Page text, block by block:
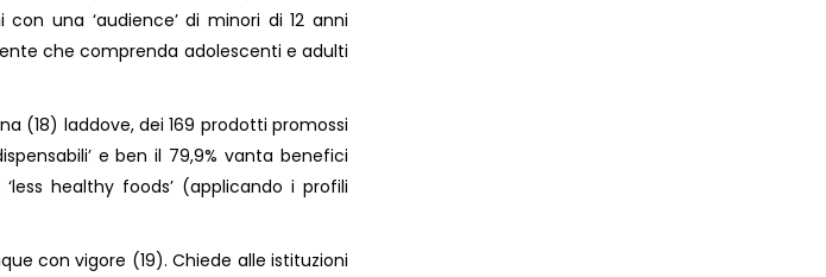
una ‘audience’ di minori di 12 anni
che comprenda adolescenti e adulti
(18) laddove, dei 169 prodotti promossi
e ben il 79,9% vanta benefici
healthy foods’ (applicando i profili
con vigore (19). Chiede alle istituzioni